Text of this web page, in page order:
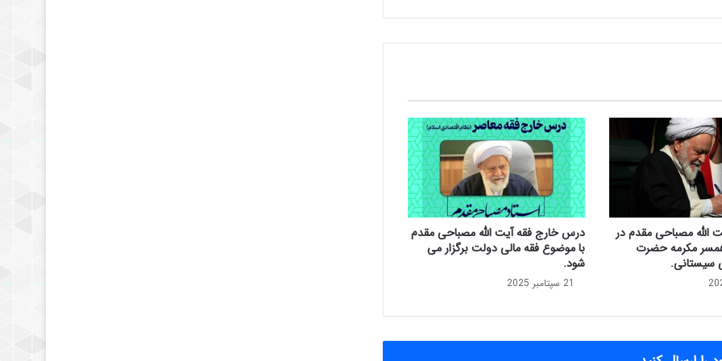
م
د
م
ج
ل
س
و
د
ل
ت
ب
ا
ه
م
الله مصباحی مقدم در
مکرمه حضرت
سیستانی.
درس خارج فقه آیت الله مصباحی مقدم
با موضوع فقه مالی دولت برگزار می
شود.
21 سپتامبر 2025